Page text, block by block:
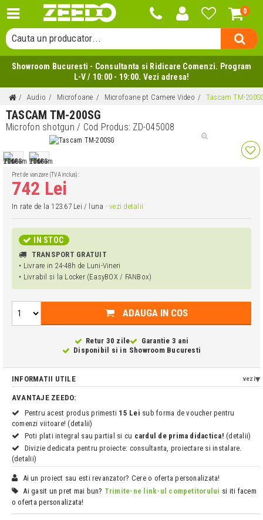
0
Cauta o categorie...
Cauta un producator...
Cauta un produs...
Showroom Bucuresti - Consultanta si Ridicare Comenzi. Program
L-V / 10:00 - 19:00. Vezi adresa!
Audio Microfoane Microfoane pt Camere Video Tascam TM-
TASCAM TM-200SG
Microfon shotgun/ Cod Produs: ZD-045008
Pret de vanzare (TVA inclus):
742 Lei
In rate de la 123.67 Lei / luna - vezi detalii
IN STOC
TRANSPORT GRATUIT
• Livrare in 24-48h de Luni-Vineri
• Livrabil si la Locker (EasyBOX / FANBox)
ADAUGA IN COS
Retur 30 zile
Garantie 3 ani
Disponibil si in Showroom Bucuresti
INFORMATII UTILE vezi
AVANTAJE ZEEDO:
Pentru acest produs primesti 15 Lei sub forma de voucher pentru
comenzi viitoare! (detalii)
Poti plati integral sau partial si cu cardul de prima didactica! (detalii)
Divizie dedicata pentru proiecte: consultanta, proiectare si instalare.
(detalii)
Ai un proiect sau esti revanzator? Cere o oferta personalizata!
Ai gasit un pret mai bun? Trimite-ne link-ul competitorului si iti facem
o oferta personalizata!